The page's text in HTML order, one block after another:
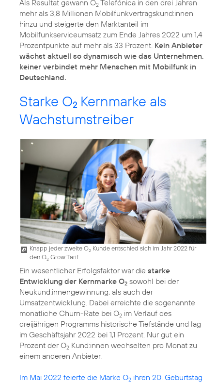
Als Resultat gewann O2 Telefónica in den drei Jahren
mehr als 3,8 Millionen Mobilfunkvertragskund:innen
hinzu und steigerte den Marktanteil im
Mobilfunkserviceumsatz zum Ende Jahres 2022 um 1,4
Prozentpunkte auf mehr als 33 Prozent. Kein Anbieter
wächst aktuell so dynamisch wie das Unternehmen,
keiner verbindet mehr Menschen mit Mobilfunk in
Deutschland.
Starke O2 Kernmarke als
Wachstumstreiber
Knapp jeder zweite O2 Kunde entschied sich im Jahr 2022 für
den O2 Grow Tarif
Ein wesentlicher Erfolgsfaktor war die starke
Entwicklung der Kernmarke O2 sowohl bei der
Neukund:innengewinnung, als auch der
Umsatzentwicklung. Dabei erreichte die sogenannte
monatliche Churn-Rate bei O2 im Verlauf des
dreijährigen Programms historische Tiefstände und lag
im Geschäftsjahr 2022 bei 1,1 Prozent. Nur gut ein
Prozent der O2 Kund:innen wechselten pro Monat zu
einem anderen Anbieter.
Im Mai 2022 feierte die Marke O2 ihren 20. Geburtstag